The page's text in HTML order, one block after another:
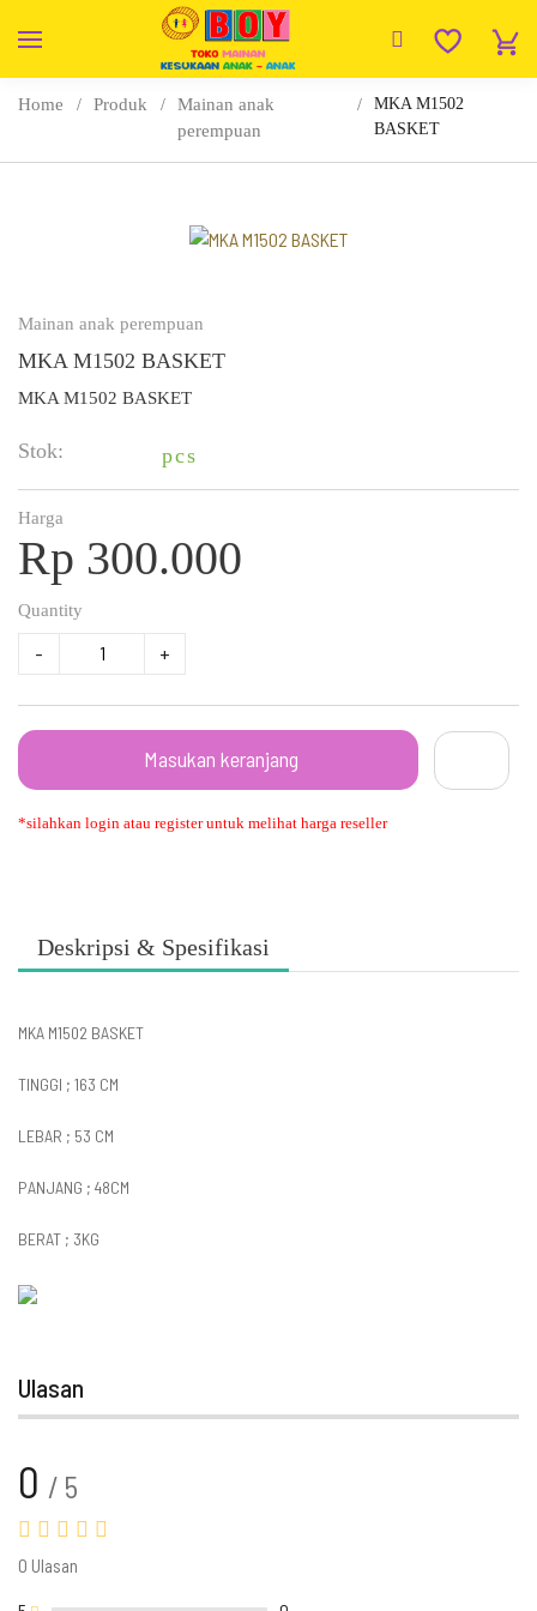
Home Produk
Mainan anak
perempuan
MKA M1502
BASKET
Mainan anak perempuan
MKA M1502 BASKET
MKA M1502 BASKET
Stok: pcs
Harga
Rp 300.000
Quantity
- +
Masukan keranjang
*silahkan login atau register untuk melihat harga reseller
Deskripsi & Spesifikasi
MKA M1502 BASKET
TINGGI ; 163 CM
LEBAR ; 53 CM
PANJANG ; 48CM
BERAT ; 3KG
Ulasan
0 / 5
0 Ulasan